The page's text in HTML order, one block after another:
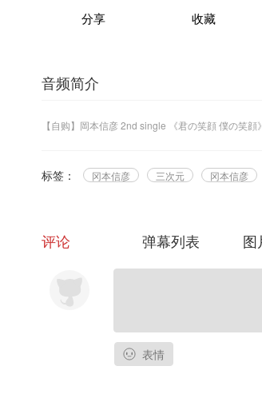
分享 收藏
音频简介
【自购】岡本信彦 2nd single 《君の笑顔 僕の笑顔
标签： 冈本信彦 三次元 冈本信彦
评论 弹幕列表 图
表情